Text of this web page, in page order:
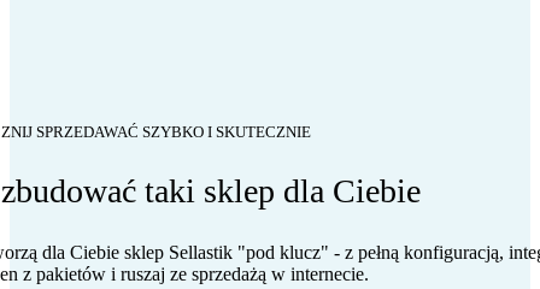
SPRZEDAWAĆ SZYBKO I SKUTECZNIE
taki sklep dla Ciebie
dla Ciebie sklep Sellastik "pod klucz" - z pełną konfiguracją,
z pakietów i ruszaj ze sprzedażą w internecie.